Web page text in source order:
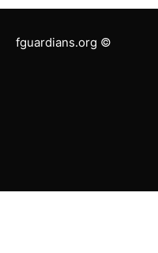
fguardians.org ©